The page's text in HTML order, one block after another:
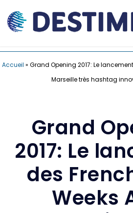
Accueil » Grand Opening 2017: Le
Marseille très hashtag
Grand
2017: Le
des
Weeks